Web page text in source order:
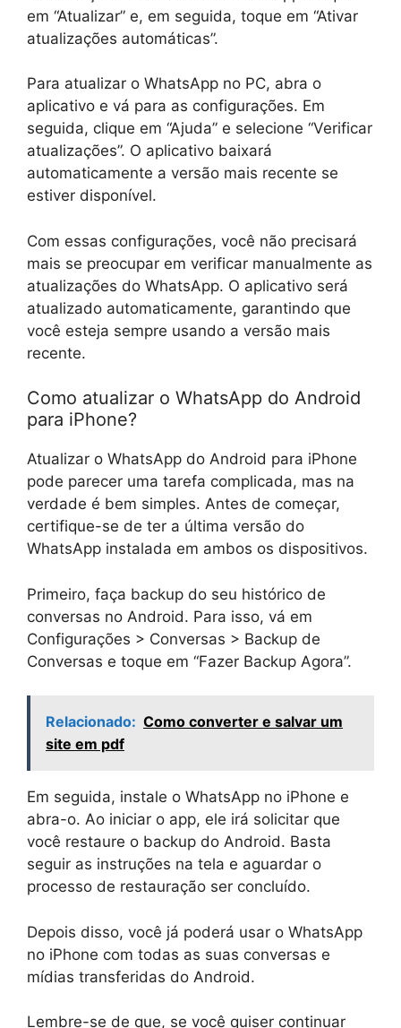
em “Atualizar” e, em seguida, toque em “Ativar
atualizações automáticas”.
Para atualizar o WhatsApp no PC, abra o
aplicativo e vá para as configurações. Em
seguida, clique em “Ajuda” e selecione “Verificar
atualizações”. O aplicativo baixará
automaticamente a versão mais recente se
estiver disponível.
Com essas configurações, você não precisará
mais se preocupar em verificar manualmente as
atualizações do WhatsApp. O aplicativo será
atualizado automaticamente, garantindo que
você esteja sempre usando a versão mais
recente.
Como atualizar o WhatsApp do Android
para iPhone?
Atualizar o WhatsApp do Android para iPhone
pode parecer uma tarefa complicada, mas na
verdade é bem simples. Antes de começar,
certifique-se de ter a última versão do
WhatsApp instalada em ambos os dispositivos.
Primeiro, faça backup do seu histórico de
conversas no Android. Para isso, vá em
Configurações > Conversas > Backup de
Conversas e toque em “Fazer Backup Agora”.
Relacionado: Como converter e salvar um
site em pdf
Em seguida, instale o WhatsApp no iPhone e
abra-o. Ao iniciar o app, ele irá solicitar que
você restaure o backup do Android. Basta
seguir as instruções na tela e aguardar o
processo de restauração ser concluído.
Depois disso, você já poderá usar o WhatsApp
no iPhone com todas as suas conversas e
mídias transferidas do Android.
Lembre-se de que, se você quiser continuar